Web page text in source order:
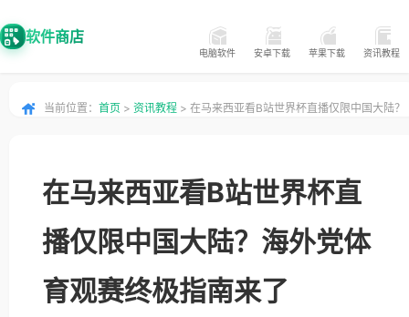
软件商店
电脑软件 安卓下载 苹果下载 资讯教程
当前位置： 首页 > 资讯教程 > 在马来西亚看B站世界杯直播仅限中国大陆？
在马来西亚看B站世界杯直
播仅限中国大陆？海外党体
育观赛终极指南来了